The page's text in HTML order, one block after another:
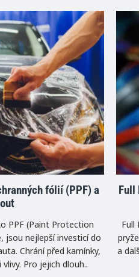
fólií (PPF) a
PPF (Paint Protection
jsou nejlepší investicí do
Chrání před kamínky,
Pro jejich dlouh..
Full
Full
a